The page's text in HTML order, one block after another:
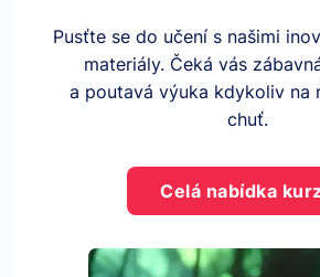
Pusťte se do učení s našimi
materiály. Čeká vás
a poutavá výuka kdykoliv na
chuť.
Celá nabídka